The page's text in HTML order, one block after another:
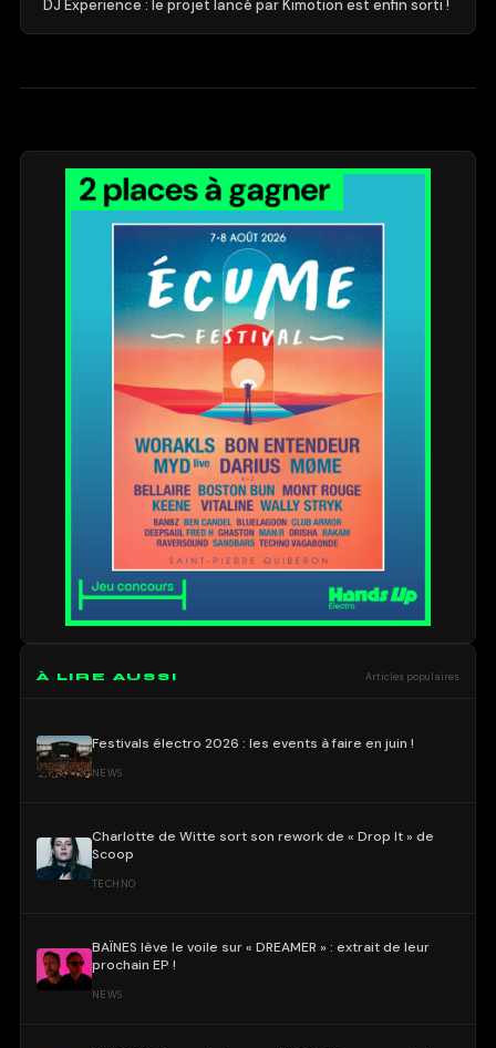
DJ Experience : le projet lancé par Kimotion est enfin sorti !
À LIRE AUSSI Articles populaires
Festivals électro 2026 : les events à faire en juin !
NEWS
Charlotte de Witte sort son rework de « Drop It » de
Scoop
TECHNO
BAÏNES lève le voile sur « DREAMER » : extrait de leur
prochain EP !
NEWS